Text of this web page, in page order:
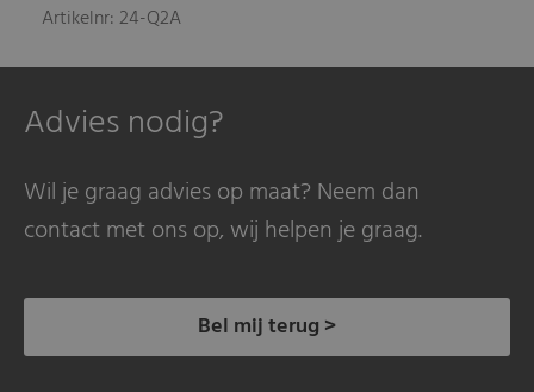
Artikelnr: 24-Q2A
Advies nodig?
Wil je graag advies op maat? Neem dan
contact met ons op, wij helpen je graag.
Bel mij terug >